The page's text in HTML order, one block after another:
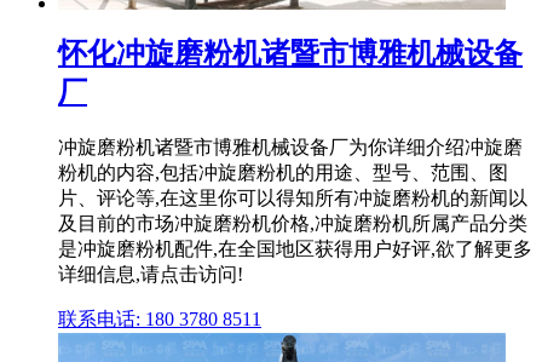
怀化冲旋磨粉机诸暨市博雅机械设备
厂
冲旋磨粉机诸暨市博雅机械设备厂为你详细介绍冲旋磨
粉机的内容,包括冲旋磨粉机的用途、型号、范围、图
片、评论等,在这里你可以得知所有冲旋磨粉机的新闻以
及目前的市场冲旋磨粉机价格,冲旋磨粉机所属产品分类
是冲旋磨粉机配件,在全国地区获得用户好评,欲了解更多
详细信息,请点击访问!
联系电话: 180 3780 8511